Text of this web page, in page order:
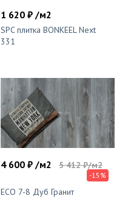
1 620 ₽ /м2
SPC плитка BONKEEL Next
331
4 600 ₽ /м2 5 412 ₽/м2
-15%
ЕСО 7-8 Дуб Гранит